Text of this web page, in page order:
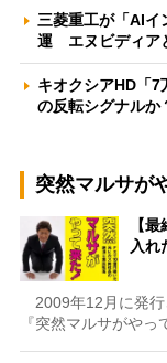
三菱重工が「AIイ
運 エヌビディア
キオクシアHD「7
の反転シグナル
突然マルサが
【
入れ
2009年12月に発行
『突然マルサがや